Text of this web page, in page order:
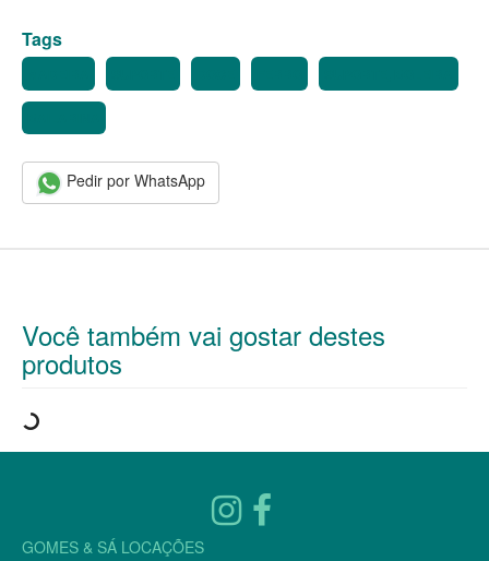
Tags
Pedir por WhatsApp
Você também vai gostar destes
produtos
GOMES & SÁ LOCAÇÕES